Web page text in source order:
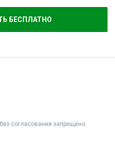
БЕСПЛАТНО
согласования запрещено.